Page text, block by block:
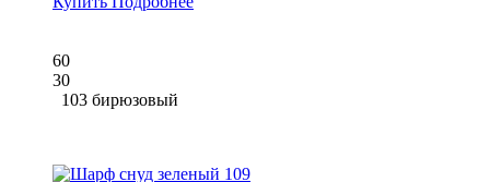
60
30
103 бирюзовый